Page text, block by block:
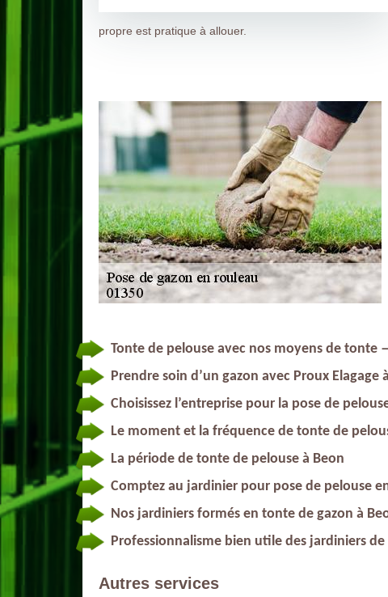
propre est pratique à allouer.
Tonte de pelouse avec nos moyens de tonte
Prendre soin d’un gazon avec Proux Elagage
Choisissez l’entreprise pour la pose de
Le moment et la fréquence de tonte de
La période de tonte de pelouse à Beon
Comptez au jardinier pour pose de pelouse
Nos jardiniers formés en tonte de gazon à
Professionnalisme bien utile des jardiniers de
Autres services